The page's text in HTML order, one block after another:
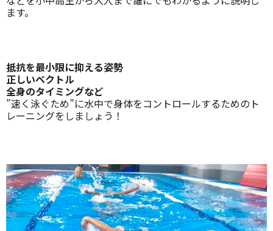
ます。
抵抗を最小限に抑える姿勢
正しいベクトル
全身のタイミングなど
”速く泳ぐため”に水中で身体をコントロールするためのト
レーニングをしましょう！